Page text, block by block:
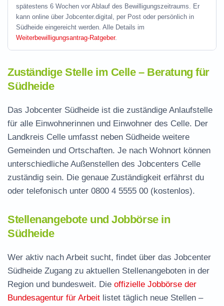
spätestens 6 Wochen vor Ablauf des Bewilligungszeitraums. Er
kann online über Jobcenter.digital, per Post oder persönlich in
Südheide eingereicht werden. Alle Details im
Weiterbewilligungsantrag-Ratgeber.
Zuständige Stelle im Celle – Beratung für
Südheide
Das Jobcenter Südheide ist die zuständige Anlaufstelle
für alle Einwohnerinnen und Einwohner des Celle. Der
Landkreis Celle umfasst neben Südheide weitere
Gemeinden und Ortschaften. Je nach Wohnort können
unterschiedliche Außenstellen des Jobcenters Celle
zuständig sein. Die genaue Zuständigkeit erfährst du
oder telefonisch unter 0800 4 5555 00 (kostenlos).
Stellenangebote und Jobbörse in
Südheide
Wer aktiv nach Arbeit sucht, findet über das Jobcenter
Südheide Zugang zu aktuellen Stellenangeboten in der
Region und bundesweit. Die offizielle Jobbörse der
Bundesagentur für Arbeit listet täglich neue Stellen –